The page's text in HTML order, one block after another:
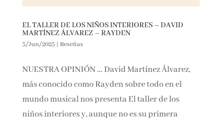
EL TALLER DE LOS NIÑOS INTERIORES – DAVID
MARTÍNEZ ÁLVAREZ – RAYDEN
5/Jun/2025 | Reseñas
NUESTRA OPINIÓN … David Martínez Álvarez,
más conocido como Rayden sobre todo en el
mundo musical nos presenta El taller de los
niños interiores y, aunque no es su primera